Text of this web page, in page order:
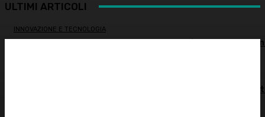
ULTIMI ARTICOLI
INNOVAZIONE E TECNOLOGIA
Virus creati con l’intelligenza artificiale: è la prima volta
Restituire luce e vitalità allo sguardo, tra medicina